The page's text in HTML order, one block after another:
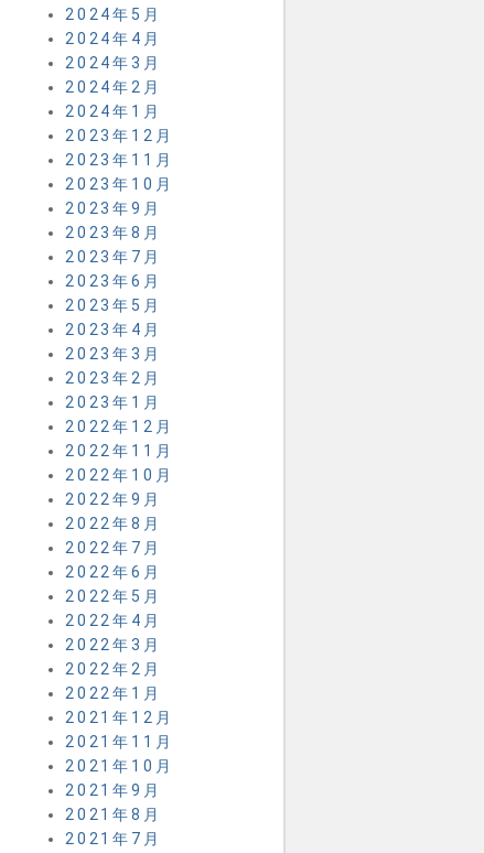
2024年5月
2024年4月
2024年3月
2024年2月
2024年1月
2023年12月
2023年11月
2023年10月
2023年9月
2023年8月
2023年7月
2023年6月
2023年5月
2023年4月
2023年3月
2023年2月
2023年1月
2022年12月
2022年11月
2022年10月
2022年9月
2022年8月
2022年7月
2022年6月
2022年5月
2022年4月
2022年3月
2022年2月
2022年1月
2021年12月
2021年11月
2021年10月
2021年9月
2021年8月
2021年7月